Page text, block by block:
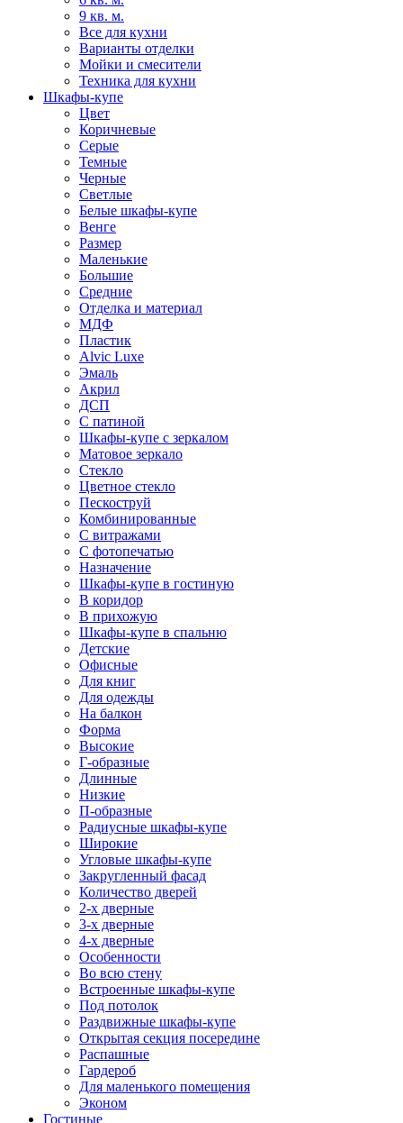
9 кв. м.
Все для кухни
Варианты отделки
Мойки и смесители
Техника для кухни
Шкафы-купе
Цвет
Коричневые
Серые
Темные
Черные
Светлые
Белые шкафы-купе
Венге
Размер
Маленькие
Большие
Средние
Отделка и материал
МДФ
Пластик
Alvic Luxe
Эмаль
Акрил
ДСП
С патиной
Шкафы-купе с зеркалом
Матовое зеркало
Стекло
Цветное стекло
Пескоструй
Комбинированные
С витражами
С фотопечатью
Назначение
Шкафы-купе в гостиную
В коридор
В прихожую
Шкафы-купе в спальню
Детские
Офисные
Для книг
Для одежды
На балкон
Форма
Высокие
Г-образные
Длинные
Низкие
П-образные
Радиусные шкафы-купе
Широкие
Угловые шкафы-купе
Закругленный фасад
Количество дверей
2-х дверные
3-х дверные
4-х дверные
Особенности
Во всю стену
Встроенные шкафы-купе
Под потолок
Раздвижные шкафы-купе
Открытая секция посередине
Распашные
Гардероб
Для маленького помещения
Эконом
Гостиные